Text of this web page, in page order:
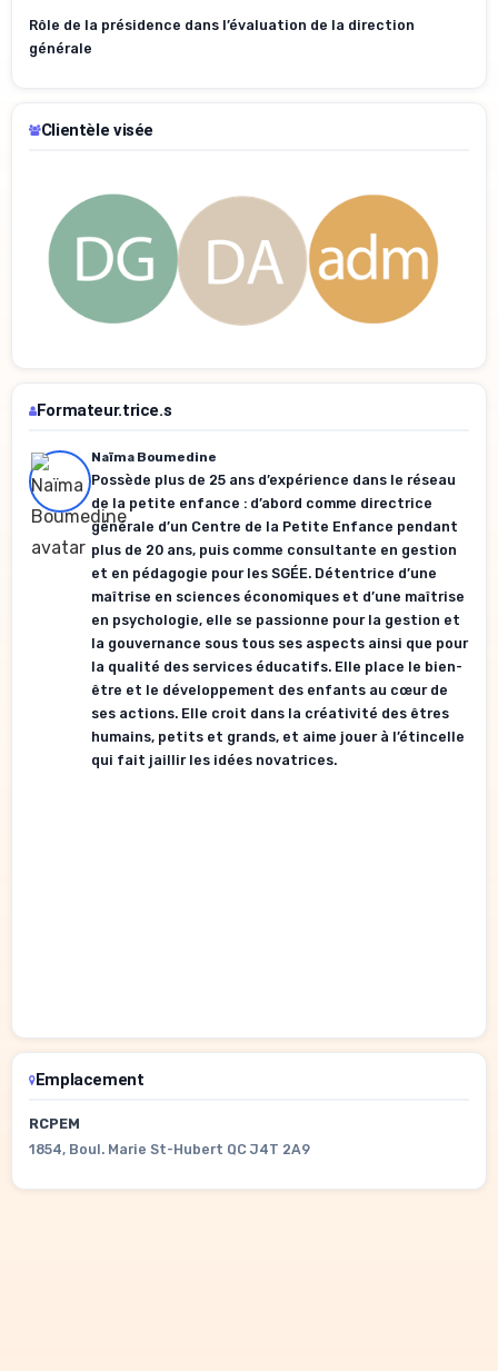
Rôle de la présidence dans l’évaluation de la direction
générale
Clientèle visée
Formateur.trice.s
Naïma Boumedine
Possède plus de 25 ans d’expérience dans le réseau
de la petite enfance : d’abord comme directrice
générale d’un Centre de la Petite Enfance pendant
plus de 20 ans, puis comme consultante en gestion
et en pédagogie pour les SGÉE. Détentrice d’une
maîtrise en sciences économiques et d’une maîtrise
en psychologie, elle se passionne pour la gestion et
la gouvernance sous tous ses aspects ainsi que pour
la qualité des services éducatifs. Elle place le bien-
être et le développement des enfants au cœur de
ses actions. Elle croit dans la créativité des êtres
humains, petits et grands, et aime jouer à l’étincelle
qui fait jaillir les idées novatrices.
Emplacement
RCPEM
1854, Boul. Marie St-Hubert QC J4T 2A9